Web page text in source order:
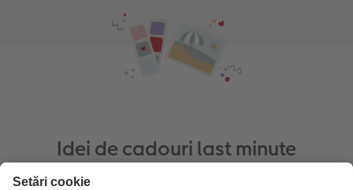
Idei de cadouri last minute